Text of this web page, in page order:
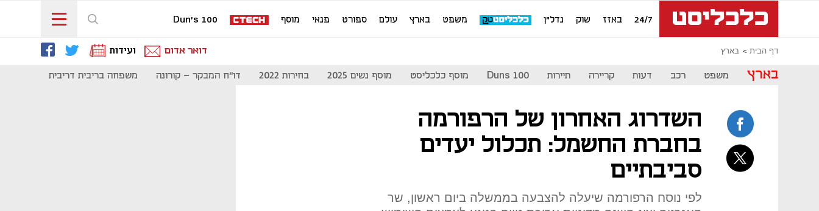
24/7 באזז שוק נדל"ן משפט בארץ עולם ספורט פנאי מוסף Dun's 100
דף הבית בארץ דואר אדום ועידות
בארץ משפט רכב דעות קריירה תיירות Duns 100 מוסף כלכליסט מוסף נשים 2025 בחירות 2022 דו"ח המבקר - קורונה משפחה בריבית דריבית
השדרוג האחרון של הרפורמה
בחברת החשמל: תכלול יעדים
סביבתיים
לפי נוסח הרפורמה שיעלה להצבעה בממשלה ביום ראשון, שר